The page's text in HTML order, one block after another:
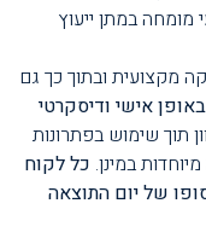
מומחה במתן ייעוץ
מקצועית ובתוך כך גם
אישי ודיסקרטי
תוך שימוש בפתרונות
במינן. כל לקוח
של יום התוצאה